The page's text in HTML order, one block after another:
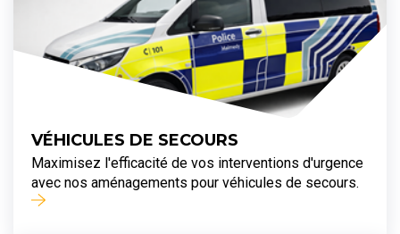
VÉHICULES DE SECOURS
Maximisez l'efficacité de vos interventions d'urgence
avec nos aménagements pour véhicules de secours.